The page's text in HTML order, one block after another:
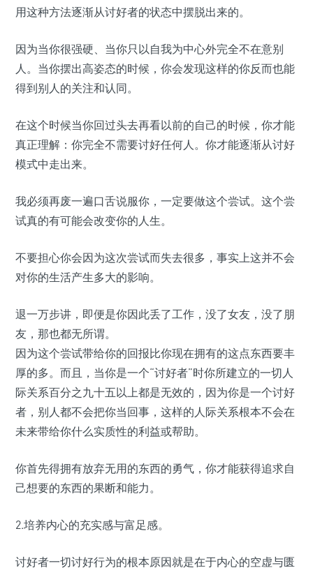
用这种方法逐渐从讨好者的状态中摆脱出来的。
因为当你很强硬、当你只以自我为中心外完全不在意别
人。当你摆出高姿态的时候，你会发现这样的你反而也能
得到别人的关注和认同。
在这个时候当你回过头去再看以前的自己的时候，你才能
真正理解：你完全不需要讨好任何人。你才能逐渐从讨好
模式中走出来。
我必须再废一遍口舌说服你，一定要做这个尝试。这个尝
试真的有可能会改变你的人生。
不要担心你会因为这次尝试而失去很多，事实上这并不会
对你的生活产生多大的影响。
退一万步讲，即便是你因此丢了工作，没了女友，没了朋
友，那也都无所谓。
因为这个尝试带给你的回报比你现在拥有的这点东西要丰
厚的多。而且，当你是一个“讨好者”时你所建立的一切人
际关系百分之九十五以上都是无效的，因为你是一个讨好
者，别人都不会把你当回事，这样的人际关系根本不会在
未来带给你什么实质性的利益或帮助。
你首先得拥有放弃无用的东西的勇气，你才能获得追求自
己想要的东西的果断和能力。
2.培养内心的充实感与富足感。
讨好者一切讨好行为的根本原因就是在于内心的空虚与匮